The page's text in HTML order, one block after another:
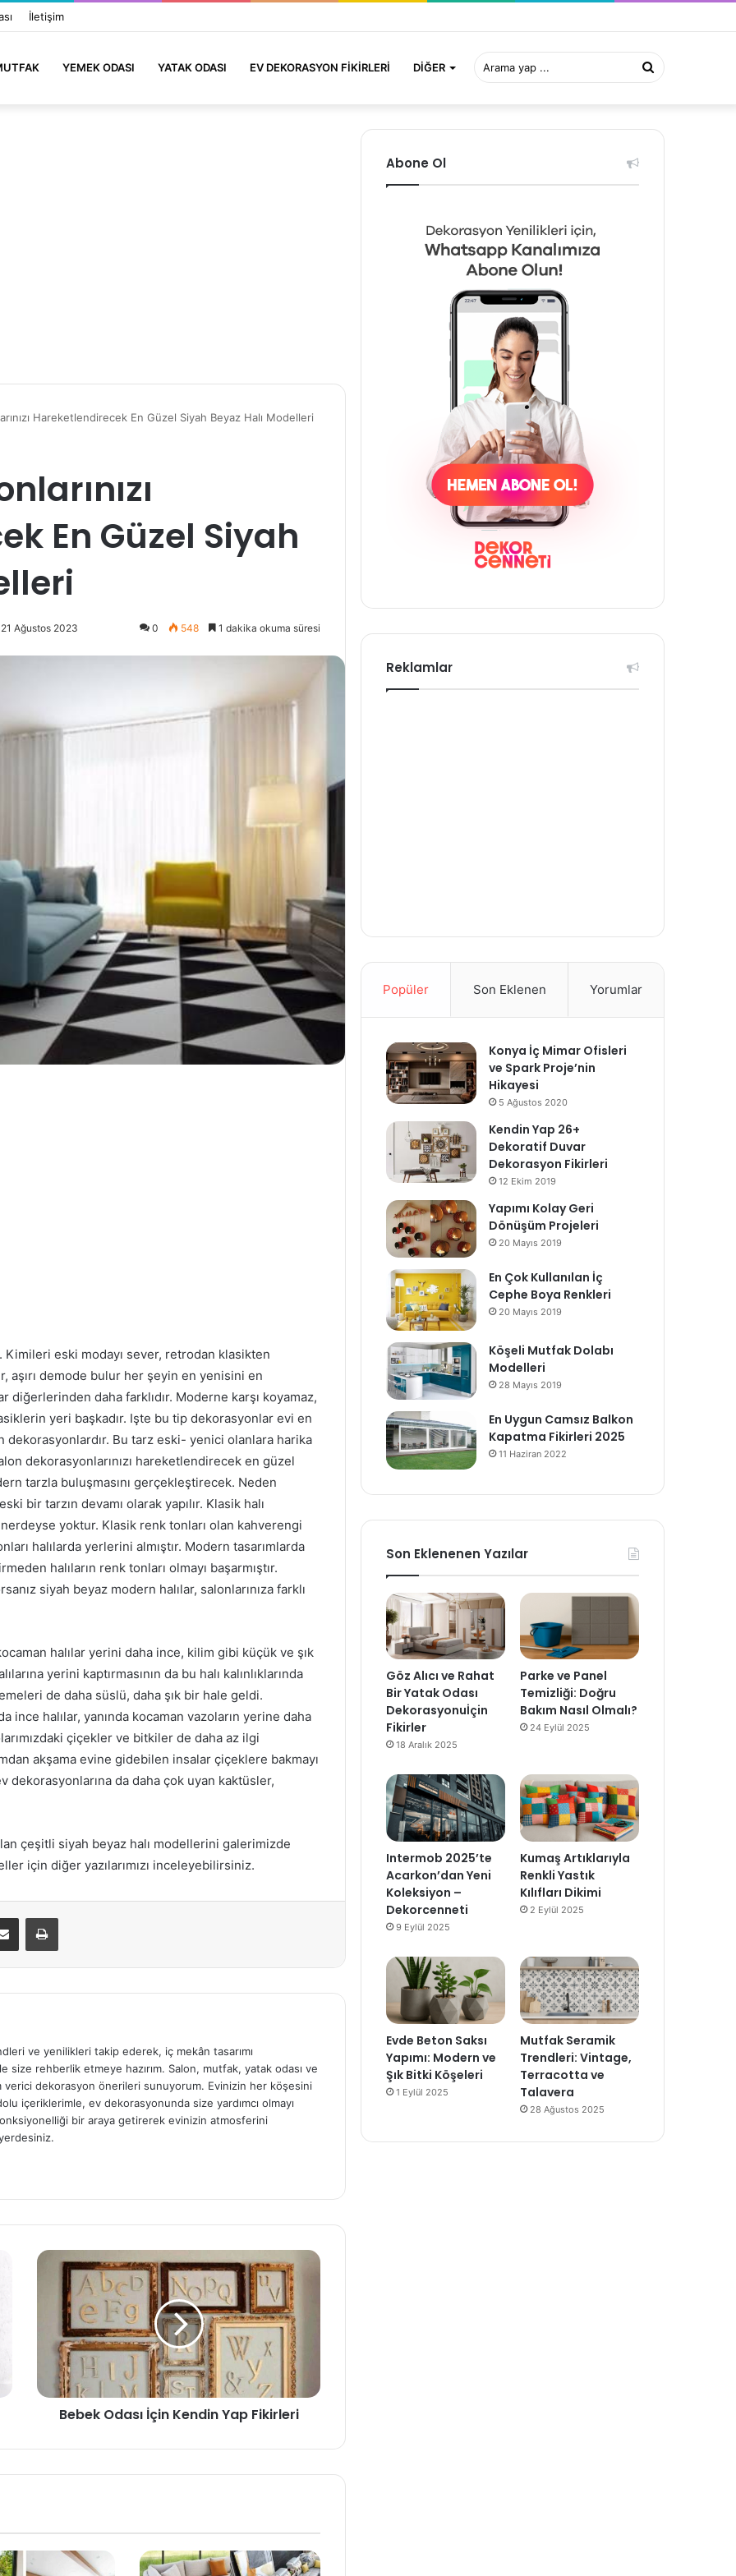
İletişim
YEMEK ODASI YATAK ODASI EV DEKORASYON FIKIRLERI DIĞER Arama
yap
Hareketlendirecek En Güzel Siyah Beyaz Halı Modelleri
En Güzel Siyah
Ağustos 2023 0 548 1 dakika okuma süresi
eski modayı sever, retrodan klasikten
demode bulur her şeyin en yenisini en
daha farklıdır. Moderne karşı koyamaz,
yeri başkadır. Işte bu tip dekorasyonlar evi en
Bu tarz eski- yenici olanlara harika
dekorasyonlarınızı hareketlendirecek en güzel
tarzla buluşmasını gerçekleştirecek. Neden
bir tarzın devamı olarak yapılır. Klasik halı
yoktur. Klasik renk tonları olan kahverengi
halılarda yerlerini almıştır. Modern tasarımlarda
halıların renk tonları olmayı başarmıştır.
siyah beyaz modern halılar, salonlarınıza farklı
halılar yerini daha ince, kilim gibi küçük ve şık
yerini kaptırmasının da bu halı kalınlıklarında
de daha süslü, daha şık bir hale geldi.
ince halılar, yanında kocaman vazoların yerine daha
çiçekler ve bitkiler de daha az ilgi
akşama evine gidebilen insalar çiçeklere bakmayı
dekorasyonlarına da daha çok uyan kaktüsler,
çeşitli siyah beyaz halı modellerini galerimizde
için diğer yazılarımızı inceleyebilirsiniz.
ve yenilikleri takip ederek, iç mekân tasarımı
size rehberlik etmeye hazırım. Salon, mutfak, yatak odası ve
verici dekorasyon önerileri sunuyorum. Evinizin her köşesini
içeriklerimle, ev dekorasyonunda size yardımcı olmayı
bir araya getirerek evinizin atmosferini
Bebek Odası İçin Kendin Yap Fikirleri
Abone Ol
Reklamlar
Popüler Son Eklenen Yorumlar
Konya İç Mimar Ofisleri
ve Spark Proje’nin
Hikayesi
5 Ağustos 2020
Kendin Yap 26+
Dekoratif Duvar
Dekorasyon Fikirleri
12 Ekim 2019
Yapımı Kolay Geri
Dönüşüm Projeleri
20 Mayıs 2019
En Çok Kullanılan İç
Cephe Boya Renkleri
20 Mayıs 2019
Köşeli Mutfak Dolabı
Modelleri
28 Mayıs 2019
En Uygun Camsız Balkon
Kapatma Fikirleri 2025
11 Haziran 2022
Son Eklenenen Yazılar
Göz Alıcı ve Rahat
Bir Yatak Odası
Dekorasyonuİçin
Fikirler
18 Aralık 2025
Parke ve Panel
Temizliği: Doğru
Bakım Nasıl Olmalı?
24 Eylül 2025
Intermob 2025’te
Acarkon’dan Yeni
Koleksiyon –
Dekorcenneti
9 Eylül 2025
Kumaş Artıklarıyla
Renkli Yastık
Kılıfları Dikimi
2 Eylül 2025
Evde Beton Saksı
Yapımı: Modern ve
Şık Bitki Köşeleri
1 Eylül 2025
Mutfak Seramik
Trendleri: Vintage,
Terracotta ve
Talavera
28 Ağustos 2025